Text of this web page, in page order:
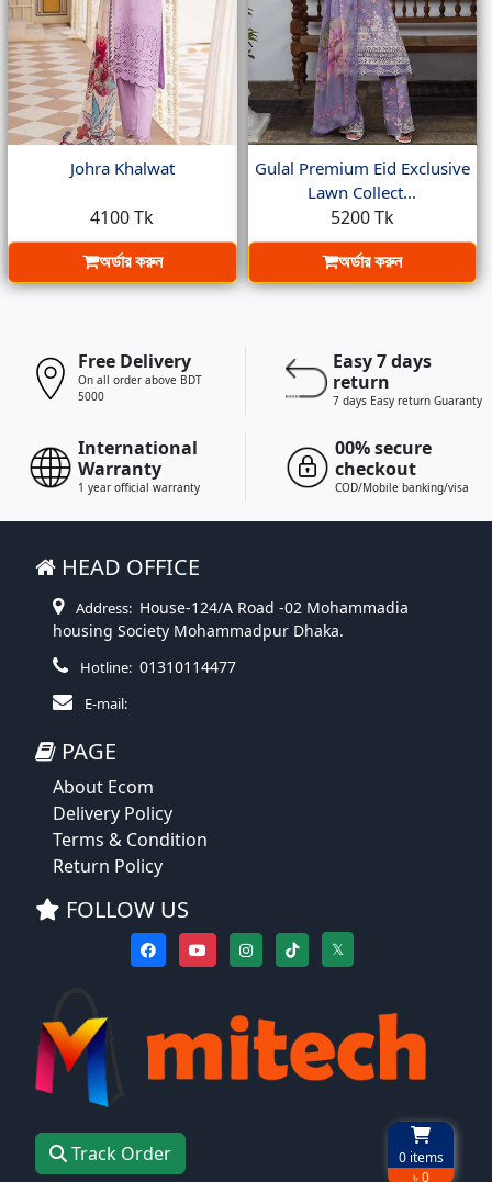
0items
৳ 0
Johra Khalwat
4100 Tk
অর্ডার করুন
Gulal Premium Eid Exclusive
Lawn Collect...
5200 Tk
অর্ডার করুন
Free Delivery
On all order above BDT
5000
Easy 7 days
return
7 days Easy return Guaranty
International
Warranty
1 year official warranty
00% secure
checkout
COD/Mobile banking/visa
HEAD OFFICE
Address: House-124/A Road -02 Mohammadia
housing Society Mohammadpur Dhaka.
Hotline: 01310114477
E-mail:
PAGE
About Ecom
Delivery Policy
Terms & Condition
Return Policy
FOLLOW US
𝕏
Track Order